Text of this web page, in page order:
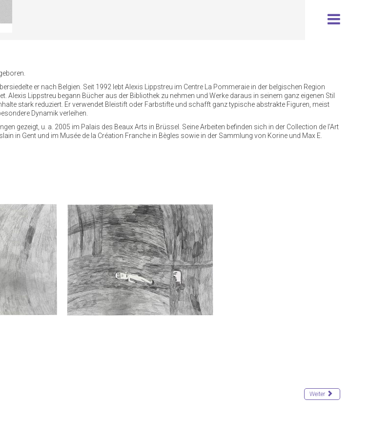
er nach Belgien. Seit 1992 lebt Alexis Lippstreu im Centre La Pommeraie in der belgischen Region
Alexis Lippstreu begann Bücher aus der Bibliothek zu nehmen und Werke daraus in seinem ganz eigenen Stil
stark reduziert. Er verwendet Bleistift oder Farbstifte und schafft ganz typische abstrakte Figuren, meist
Dynamik verleihen.
gezeigt, u. a. 2005 im Palais des Beaux Arts in Brüssel. Seine Arbeiten befinden sich in der Collection de l'Art
in Gent und im Musée de la Création Franche in Bègles sowie in der Sammlung von Korine und Max E.
Weiter